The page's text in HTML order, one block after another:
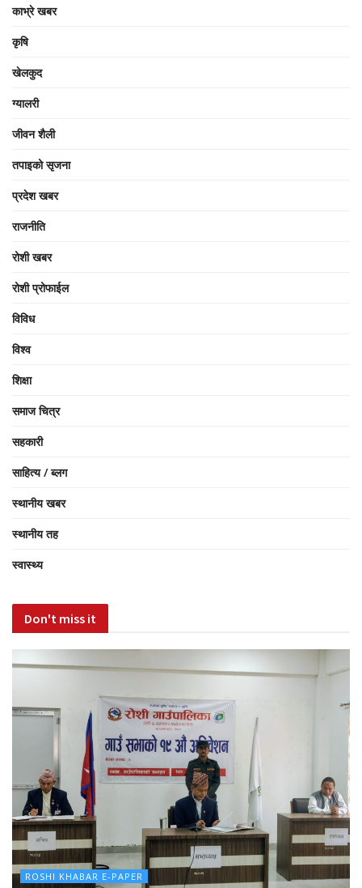
काभ्रे खबर
कृषि
खेलकुद
ग्यालरी
जीवन शैली
तपाइको सृजना
प्रदेश खबर
राजनीति
रोशी खबर
रोशी प्रोफाईल
विविध
विश्व
शिक्षा
समाज चित्र
सहकारी
साहित्य / ब्लग
स्थानीय खबर
स्थानीय तह
स्वास्थ्य
Don't miss it
ROSHI KHABAR E-PAPER